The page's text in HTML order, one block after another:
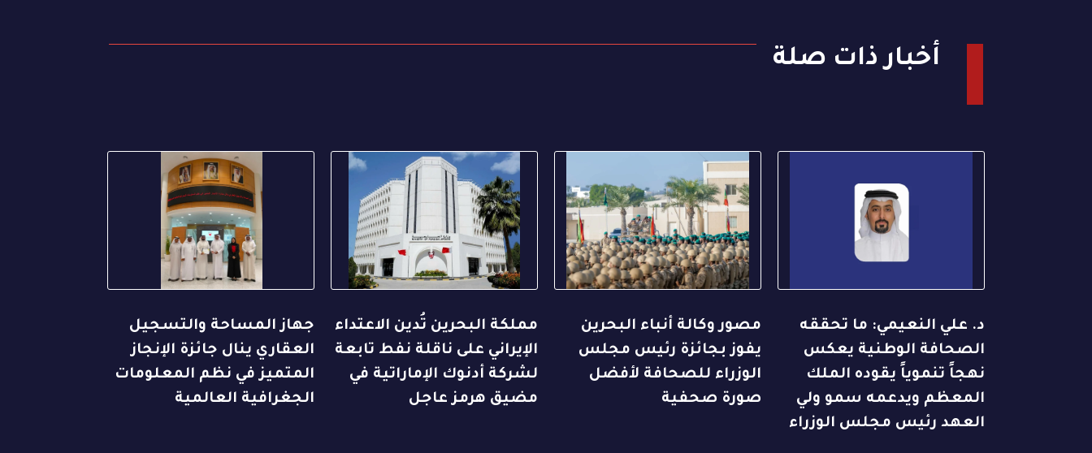
أخبار ذات صلة
د. علي النعيمي: ما تحققه
الصحافة الوطنية يعكس
نهجاً تنموياً يقوده الملك
المعظم ويدعمه سمو ولي
العهد رئيس مجلس الوزراء
مصور وكالة أنباء البحرين
يفوز بجائزة رئيس مجلس
الوزراء للصحافة لأفضل
صورة صحفية
مملكة البحرين تُدين الاعتداء
الإيراني على ناقلة نفط تابعة
لشركة أدنوك الإماراتية في
مضيق هرمز عاجل
جهاز المساحة والتسجيل
العقاري ينال جائزة الإنجاز
المتميز في نظم المعلومات
الجغرافية العالمية